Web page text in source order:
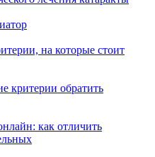
на которые стоит
критерии обратить
как отличить